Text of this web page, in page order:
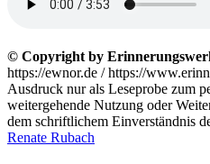
© Copyright by
https://ewnor.de / https://
Ausdruck nur als Leseprobe zum
weitergehende Nutzung oder
dem schriftlichem Einverständnis
Renate Rubach